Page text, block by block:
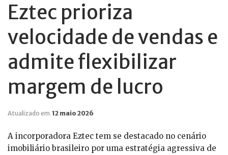
Eztec prioriza
velocidade de vendas e
admite flexibilizar
margem de lucro
Atualizado em 12 maio 2026
A incorporadora Eztec tem se destacado no cenário
imobiliário brasileiro por uma estratégia agressiva de